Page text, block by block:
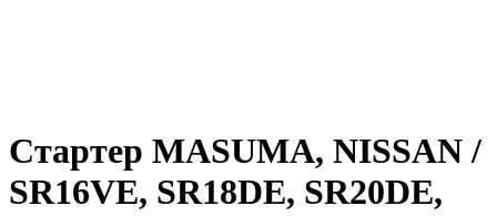
Стартер MASUMA, NISSAN /
SR16VE, SR18DE, SR20DE,